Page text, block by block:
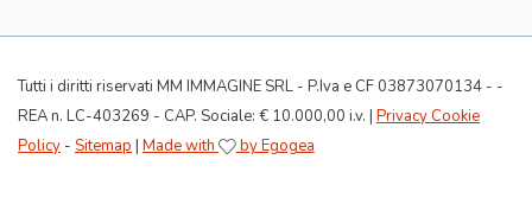
Tutti i diritti riservati MM IMMAGINE SRL - P.Iva e CF 03873070134 - -
REA n. LC-403269 - CAP. Sociale: € 10.000,00 i.v. | Privacy Cookie
Policy - Sitemap | Made with by Egogea